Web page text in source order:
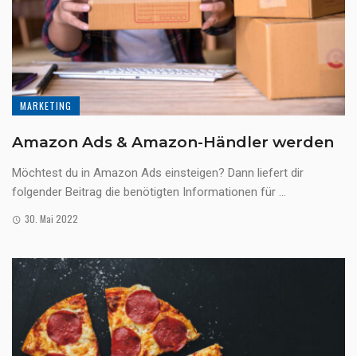
MARKETING
Amazon Ads & Amazon-Händler werden
Möchtest du in Amazon Ads einsteigen? Dann liefert dir
folgender Beitrag die benötigten Informationen für ...
30. Mai 2022